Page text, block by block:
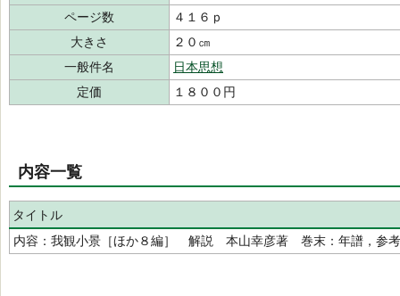
ページ数
４１６ｐ
大きさ
２０㎝
一般件名
日本思想
定価
１８００円
内容一覧
タイトル
内容：我観小景［ほか８編］ 解説 本山幸彦著 巻末：年譜，参